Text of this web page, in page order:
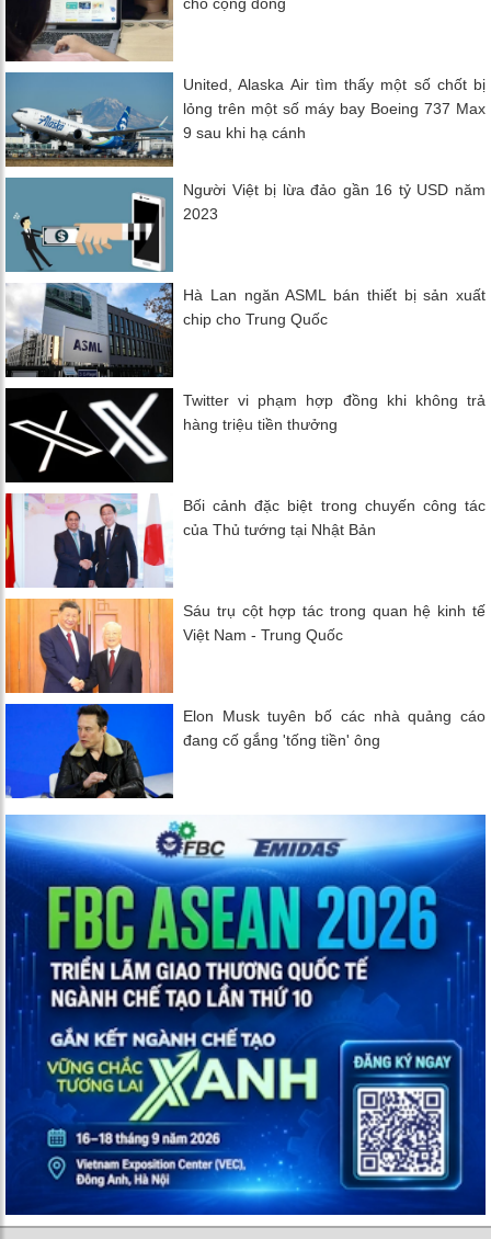
United, Alaska Air tìm thấy một số chốt bị
lỏng trên một số máy bay Boeing 737 Max
9 sau khi hạ cánh
Người Việt bị lừa đảo gần 16 tỷ USD năm
2023
Hà Lan ngăn ASML bán thiết bị sản xuất
chip cho Trung Quốc
Twitter vi phạm hợp đồng khi không trả
hàng triệu tiền thưởng
Bối cảnh đặc biệt trong chuyến công tác
của Thủ tướng tại Nhật Bản
Sáu trụ cột hợp tác trong quan hệ kinh tế
Việt Nam - Trung Quốc
Elon Musk tuyên bố các nhà quảng cáo
đang cố gắng 'tống tiền' ông